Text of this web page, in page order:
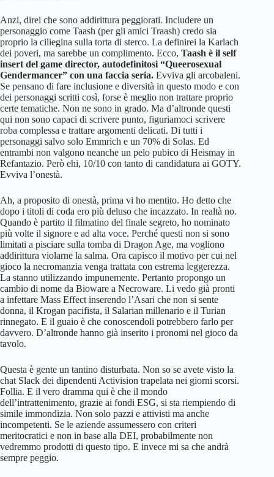
Anzi, direi che sono addirittura peggiorati. Includere un
personaggio come Taash (per gli amici Traash) credo sia
proprio la ciliegina sulla torta di sterco. La definirei la Karlach
dei poveri, ma sarebbe un complimento. Ecco, Taash è il self
insert del game director, autodefinitosi “Queerosexual
Gendermancer” con una faccia seria. Evviva gli arcobaleni.
Se pensano di fare inclusione e diversità in questo modo e con
dei personaggi scritti così, forse è meglio non trattare proprio
certe tematiche. Non ne sono in grado. Ma d’altronde questi
qui non sono capaci di scrivere punto, figuriamoci scrivere
roba complessa e trattare argomenti delicati. Di tutti i
personaggi salvo solo Emmrich e un 70% di Solas. Ed
entrambi non valgono neanche un pelo pubico di Heismay in
Refantazio. Però ehi, 10/10 con tanto di candidatura ai GOTY.
Evviva l’onestà.
Ah, a proposito di onestà, prima vi ho mentito. Ho detto che
dopo i titoli di coda ero più deluso che incazzato. In realtà no.
Quando è partito il filmatino del finale segreto, ho nominato
più volte il signore e ad alta voce. Perché questi non si sono
limitati a pisciare sulla tomba di Dragon Age, ma vogliono
addirittura violarne la salma. Ora capisco il motivo per cui nel
gioco la necromanzia venga trattata con estrema leggerezza.
La stanno utilizzando impunemente. Pertanto propongo un
cambio di nome da Bioware a Necroware. Li vedo già pronti
a infettare Mass Effect inserendo l’Asari che non si sente
donna, il Krogan pacifista, il Salarian millenario e il Turian
rinnegato. E il guaio è che conoscendoli potrebbero farlo per
davvero. D’altronde hanno già inserito i pronomi nel gioco da
tavolo.
Questa è gente un tantino disturbata. Non so se avete visto la
chat Slack dei dipendenti Activision trapelata nei giorni scorsi.
Follia. E il vero dramma qui è che il mondo
dell’intrattenimento, grazie ai fondi ESG, si sta riempiendo di
simile immondizia. Non solo pazzi e attivisti ma anche
incompetenti. Se le aziende assumessero con criteri
meritocratici e non in base alla DEI, probabilmente non
vedremmo prodotti di questo tipo. E invece mi sa che andrà
sempre peggio.